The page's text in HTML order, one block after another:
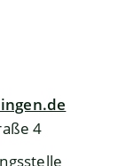
4